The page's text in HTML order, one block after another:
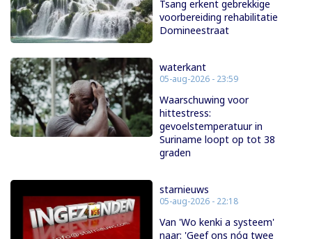
Tsang erkent gebrekkige
voorbereiding rehabilitatie
Domineestraat
waterkant
05-aug-2026 - 23:59
Waarschuwing voor
hittestress:
gevoelstemperatuur in
Suriname loopt op tot 38
graden
starnieuws
05-aug-2026 - 22:18
Van 'Wo kenki a systeem'
naar: 'Geef ons nóg twee